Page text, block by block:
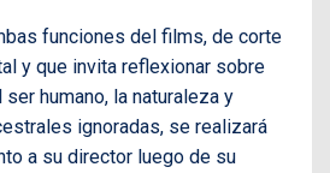
funciones del films, de corte
y que invita reflexionar sobre
humano, la naturaleza y
ignoradas, se realizará
a su director luego de su